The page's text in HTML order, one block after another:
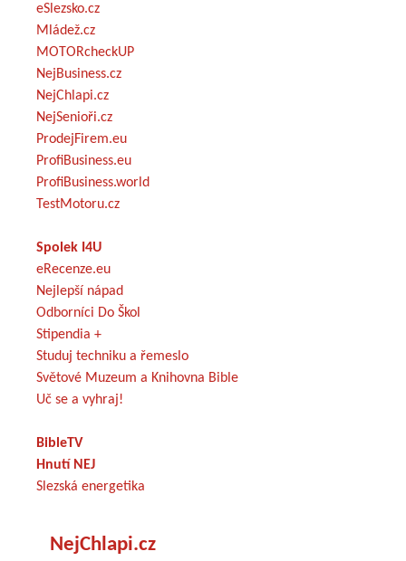
eSlezsko.cz
Mládež.cz
MOTORcheckUP
NejBusiness.cz
NejChlapi.cz
NejSenioři.cz
ProdejFirem.eu
ProfiBusiness.eu
ProfiBusiness.world
TestMotoru.cz
Spolek I4U
eRecenze.eu
Nejlepší nápad
Odborníci Do Škol
Stipendia +
Studuj techniku a řemeslo
Světové Muzeum a Knihovna Bible
Uč se a vyhraj!
BibleTV
Hnutí NEJ
Slezská energetika
NejChlapi.cz